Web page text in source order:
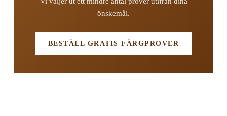
önskemål.
BESTÄLL GRATIS FÄRGPROVER